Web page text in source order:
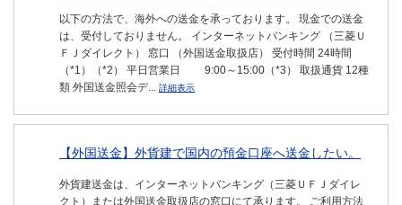
以下の方法で、海外への送金を承っております。 現金での送金
は、受付しておりません。 インターネットバンキング （三菱Ｕ
ＦＪダイレクト） 窓口 （外国送金取扱店） 受付時間 24時間
（*1）（*2） 平日営業日 9:00～15:00（*3） 取扱通貨 12種
類 外国送金照会デ... 詳細表示
【外国送金】外貨建で国内の預金口座へ送金したい。
外貨建送金は、インターネットバンキング（三菱ＵＦＪダイレ
クト）または外国送金取扱店の窓口にて承ります。 ご利用方法